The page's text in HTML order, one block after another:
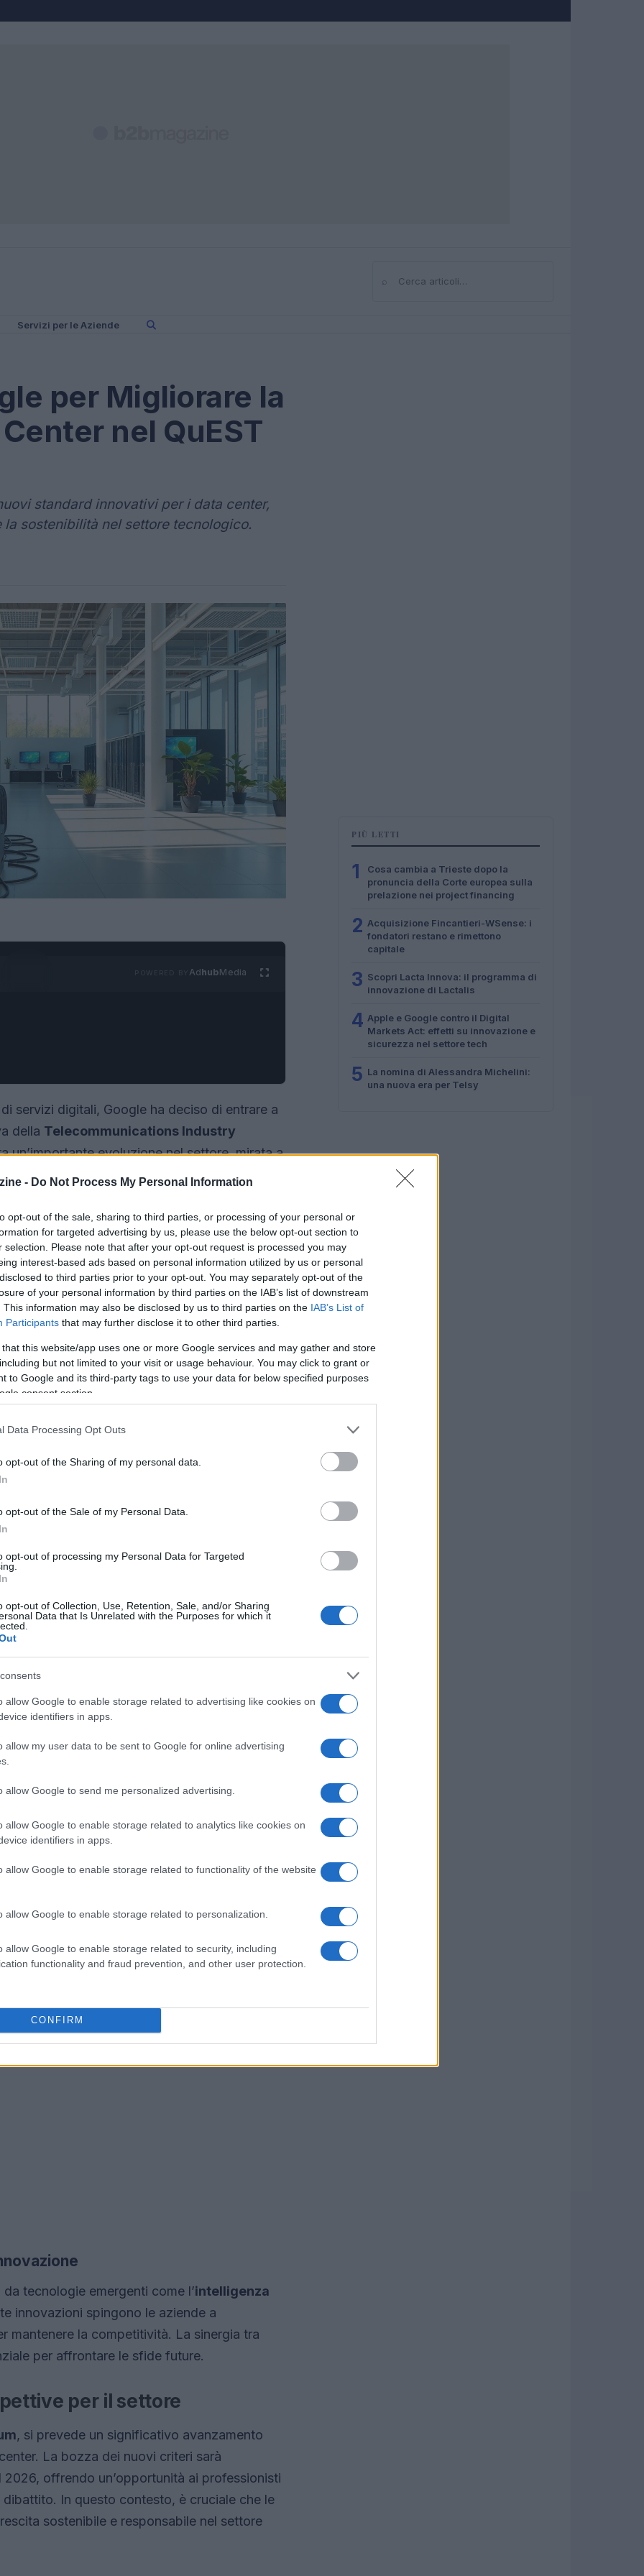
- Do Not Process My Personal Information
opt-out of the sale, sharing to third parties, or processing of your personal or
for targeted advertising by us, please use the below opt-out section to
selection. Please note that after your opt-out request is processed you may
interest-based ads based on personal information utilized by us or personal
to third parties prior to your opt-out. You may separately opt-out of the
of your personal information by third parties on the IAB’s list of downstream
This information may also be disclosed by us to third parties on the IAB’s List of
Participants that may further disclose it to other third parties.
that this website/app uses one or more Google services and may gather and store
but not limited to your visit or usage behaviour. You may click to grant or
to Google and its third-party tags to use your data for below specified purposes
consent section.
Data Processing Opt Outs
opt-out of the Sharing of my personal data.
opt-out of the Sale of my Personal Data.
opt-out of processing my Personal Data for Targeted
opt-out of Collection, Use, Retention, Sale, and/or Sharing
Data that Is Unrelated with the Purposes for which it
allow Google to enable storage related to advertising like cookies on
identifiers in apps.
allow my user data to be sent to Google for online advertising
allow Google to send me personalized advertising.
allow Google to enable storage related to analytics like cookies on
identifiers in apps.
allow Google to enable storage related to functionality of the website
allow Google to enable storage related to personalization.
allow Google to enable storage related to security, including
functionality and fraud prevention, and other user protection.
CONFIRM
⌕Cerca
Servizi per le Aziende
per Migliorare la
nel QuEST
standard innovativi per i data center,
sostenibilità nel settore tecnologico.
AdhubMedia
servizi digitali, Google ha deciso di entrare a
della Telecommunications Industry
un’importante evoluzione nel settore, mirata a
data center, i quali sono al centro della
i
Associationha avviato un progetto per
garantisca l’affidabilità e la sostenibilità delle
standard che possano essere adottati da
una maggiore coerenza operativa.
del ciclo di vita
sull’affidabilità operativa, ma anche sulla
assume un’importanza crescente, poiché il
riflettori. La gestione del ciclo di vitadei data
ambientale e ottimizzare le risorse
Italia
una fase di significativa
della capacità pari al
creazione di nuovi
hub regionali
, che
delle risorse e un miglioramento della
tecnologie emergenti come l’intelligenza
innovazioni spingono le aziende a
mantenere la competitività. La sinergia tra
per affrontare le sfide future.
per il settore
, si prevede un significativo avanzamento
La bozza dei nuovi criteri sarà
offrendo un’opportunità ai professionisti
In questo contesto, è cruciale che le
sostenibile e responsabile nel settore
PIÙ LETTI
1
Cosa cambia a Trieste dopo la
pronuncia della Corte europea sulla
prelazione nei project financing
2 Acquisizione Fincantieri-WSense: i
fondatori restano e rimettono
capitale
3 Scopri Lacta Innova: il programma di
innovazione di Lactalis
4 Apple e Google contro il Digital
Markets Act: effetti su innovazione e
sicurezza nel settore tech
5 La nomina di Alessandra Michelini:
una nuova era per Telsy